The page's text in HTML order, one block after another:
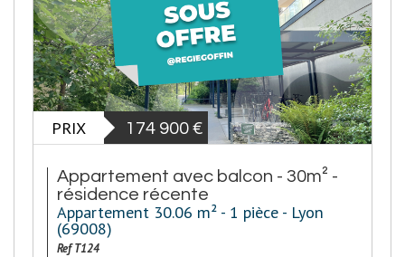
PRIX 174 900 €
Appartement avec balcon - 30m² -
résidence récente
Appartement 30.06 m² - 1 pièce - Lyon
(69008)
Ref T124